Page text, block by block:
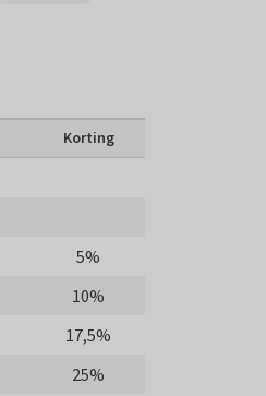
Korting
5%
10%
17,5%
25%